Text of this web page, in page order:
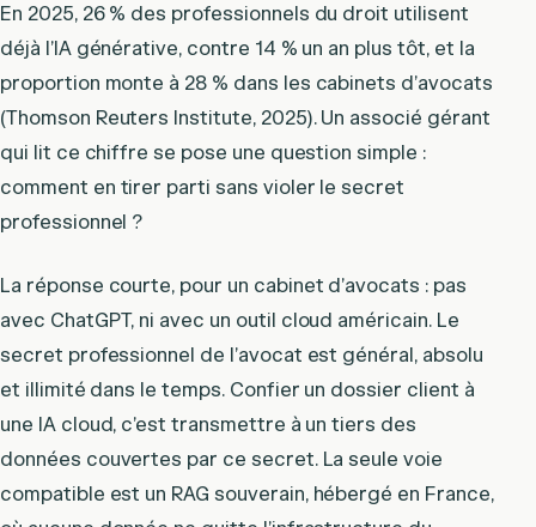
En 2025, 26 % des professionnels du droit utilisent
déjà l’IA générative, contre 14 % un an plus tôt, et la
proportion monte à 28 % dans les cabinets d’avocats
(Thomson Reuters Institute, 2025). Un associé gérant
qui lit ce chiffre se pose une question simple :
comment en tirer parti sans violer le secret
professionnel ?
La réponse courte, pour un cabinet d’avocats : pas
avec ChatGPT, ni avec un outil cloud américain. Le
secret professionnel de l’avocat est général, absolu
et illimité dans le temps. Confier un dossier client à
une IA cloud, c’est transmettre à un tiers des
données couvertes par ce secret. La seule voie
compatible est un RAG souverain, hébergé en France,